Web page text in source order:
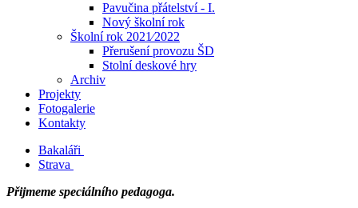
Pavučina přátelství - I.
Nový školní rok
Školní rok 2021⁄2022
Přerušení provozu ŠD
Stolní deskové hry
Archiv
Projekty
Fotogalerie
Kontakty
Bakaláři
Strava
Přijmeme speciálního pedagoga.